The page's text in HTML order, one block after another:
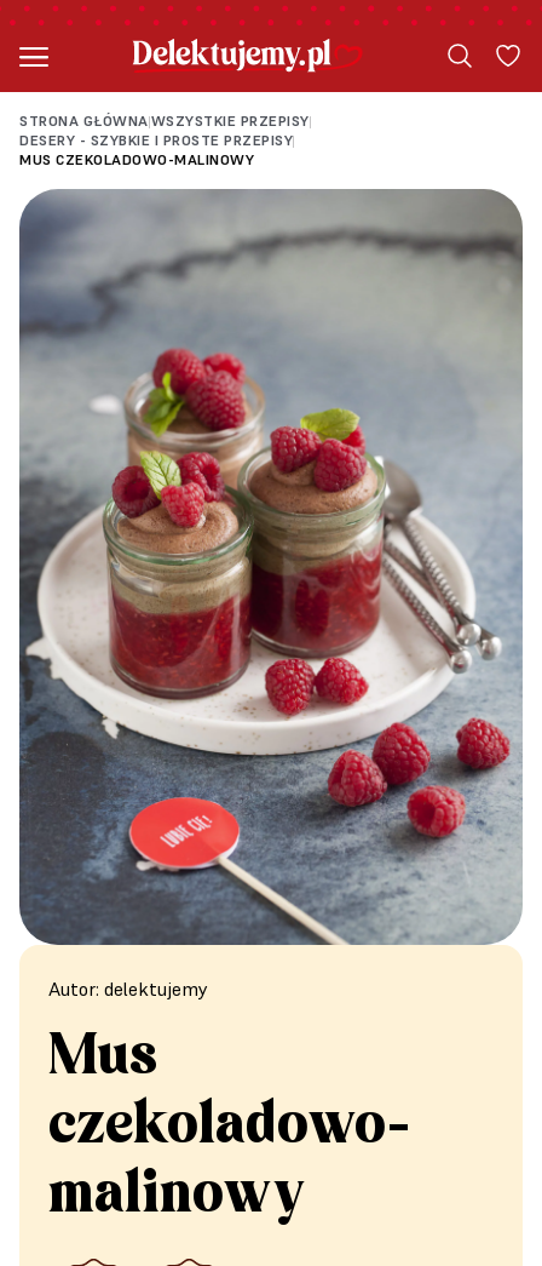
STRONA GŁÓWNA|WSZYSTKIE PRZEPISY|
DESERY - SZYBKIE I PROSTE PRZEPISY|
MUS CZEKOLADOWO-MALINOWY
Autor: delektujemy
Mus
czekoladowo-
malinowy